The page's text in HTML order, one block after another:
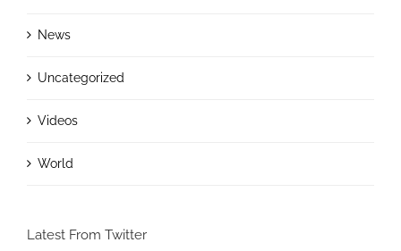
News
Uncategorized
Videos
World
Latest From Twitter